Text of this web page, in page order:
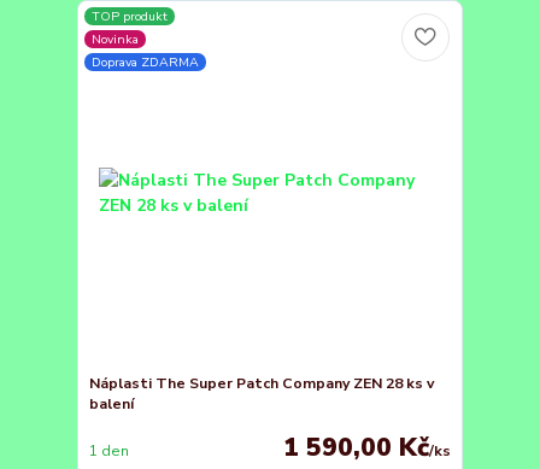
TOP produkt
Novinka
Doprava ZDARMA
Náplasti The Super Patch Company ZEN 28 ks v
balení
1 590,00 Kč/ks
1 den